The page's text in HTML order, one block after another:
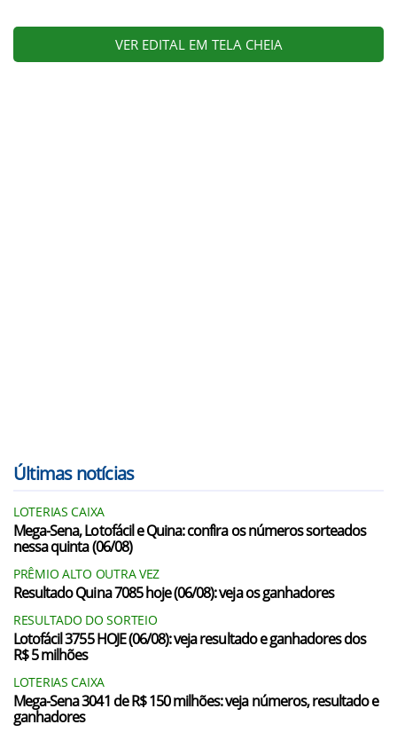
VER EDITAL EM TELA CHEIA
Últimas notícias
LOTERIAS CAIXA
Mega-Sena, Lotofácil e Quina: confira os números sorteados
nessa quinta (06/08)
PRÊMIO ALTO OUTRA VEZ
Resultado Quina 7085 hoje (06/08): veja os ganhadores
RESULTADO DO SORTEIO
Lotofácil 3755 HOJE (06/08): veja resultado e ganhadores dos
R$ 5 milhões
LOTERIAS CAIXA
Mega-Sena 3041 de R$ 150 milhões: veja números, resultado e
ganhadores